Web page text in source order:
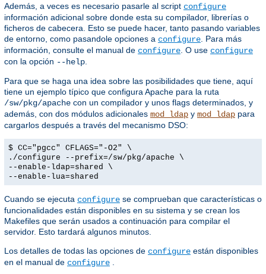
Además, a veces es necesario pasarle al script configure
información adicional sobre donde esta su compilador, librerías o
ficheros de cabecera. Esto se puede hacer, tanto pasando variables
de entorno, como pasandole opciones a configure . Para más
información, consulte el manual de configure . O use configure
con la opción --help
Para que se haga una idea sobre las posibilidades que tiene, aquí
tiene un ejemplo típico que configura Apache para la ruta
/sw/pkg/apache con un compilador y unos flags determinados, y
además, con dos módulos adicionales mod_ldap y mod_ldap para
cargarlos después a través del mecanismo DSO:
$ CC="pgcc" CFLAGS="-O2" \
./configure --prefix=/sw/pkg/apache \
--enable-ldap=shared \
--enable-lua=shared
Cuando se ejecuta configure se comprueban que características o
funcionalidades están disponibles en su sistema y se crean los
Makefiles que serán usados a continuación para compilar el
servidor. Esto tardará algunos minutos.
Los detalles de todas las opciones de configure están disponibles
en el manual de configure